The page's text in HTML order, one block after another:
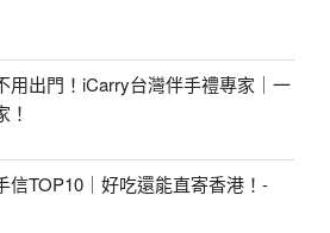
用出門！iCarry台灣伴手禮專家｜一
信TOP10｜好吃還能直寄香港！-